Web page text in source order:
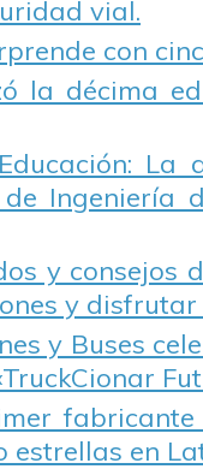
vial.
con
la décima
La
Ingeniería
y consejos
y disfrutar
y Buses
en